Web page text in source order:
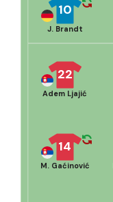
10
J. Brandt
14
M. Gaćinović
22
Adem Ljajić